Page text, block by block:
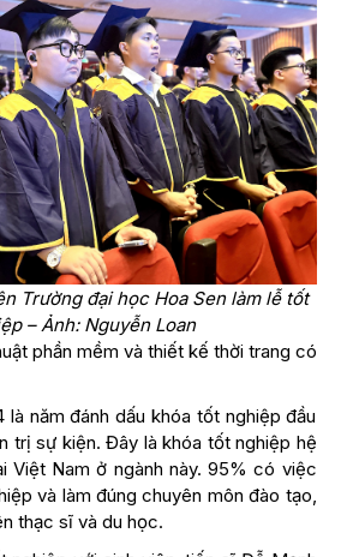
Trường đại học Hoa Sen làm lễ tốt
– Ảnh: Nguyễn Loan
phần mềm và thiết kế thời trang có
năm đánh dấu khóa tốt nghiệp đầu
trị sự kiện. Đây là khóa tốt nghiệp hệ
Việt Nam ở ngành này. 95% có việc
và làm đúng chuyên môn đào tạo,
thạc sĩ và du học.